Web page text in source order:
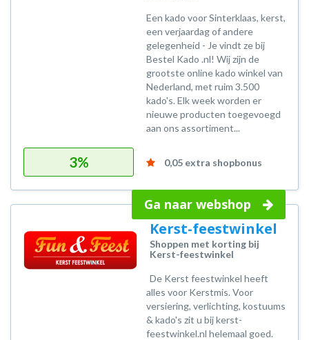
Een kado voor Sinterklaas, kerst,
een verjaardag of andere
gelegenheid - Je vindt ze bij
Bestel Kado .nl! Wij zijn de
grootste online kado winkel van
Nederland, met ruim 3.500
kado's. Elk week worden er
nieuwe producten toegevoegd
aan ons assortiment...
3% 0,05 extra shopbonus
Ga naar webshop
Kerst-feestwinkel
Shoppen met korting bij
Kerst-feestwinkel
De Kerst feestwinkel heeft
alles voor Kerstmis. Voor
versiering, verlichting, kostuums
& kado's zit u bij kerst-
feestwinkel.nl helemaal goed.